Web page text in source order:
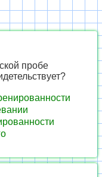
пробе